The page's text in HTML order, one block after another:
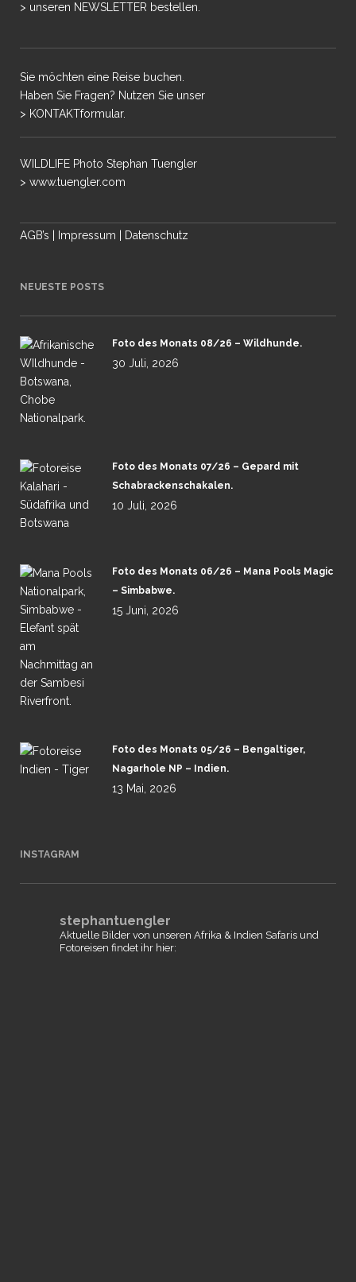
> unseren NEWSLETTER bestellen.
Sie möchten eine Reise buchen.
Haben Sie Fragen? Nutzen Sie unser
> KONTAKTformular.
WILDLIFE Photo Stephan Tuengler
> www.tuengler.com
AGB’s Impressum Datenschutz
NEUESTE POSTS
Foto des Monats 08/26 – Wildhunde.
30 Juli, 2026
Foto des Monats 07/26 – Gepard mit
Schabrackenschakalen.
10 Juli, 2026
Foto des Monats 06/26 – Mana Pools Magic
– Simbabwe.
15 Juni, 2026
Foto des Monats 05/26 – Bengaltiger,
Nagarhole NP – Indien.
13 Mai, 2026
INSTAGRAM
stephantuengler
Aktuelle Bilder von unseren Afrika & Indien Safaris und
Fotoreisen findet ihr hier: